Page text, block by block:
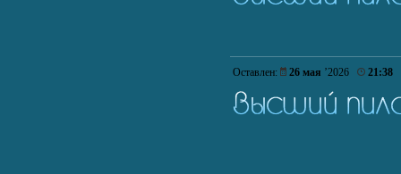
Оставлен: 26 мая ’2026 21:38